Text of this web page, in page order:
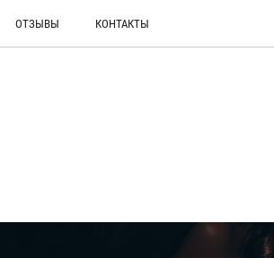
ОТЗЫВЫ КОНТАКТЫ